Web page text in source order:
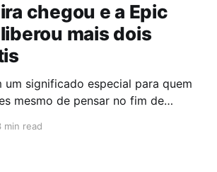
chegou e a Epic
mais dois
um significado especial para quem
mesmo de pensar no fim de
os próximos jogos a entrar na
min read